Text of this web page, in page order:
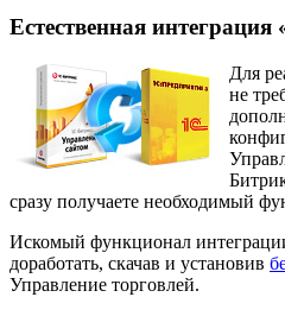
Естественная интеграция
Для
не
сразу получаете необходимый
Искомый функционал
доработать, скачав и установив
Управление торговлей.